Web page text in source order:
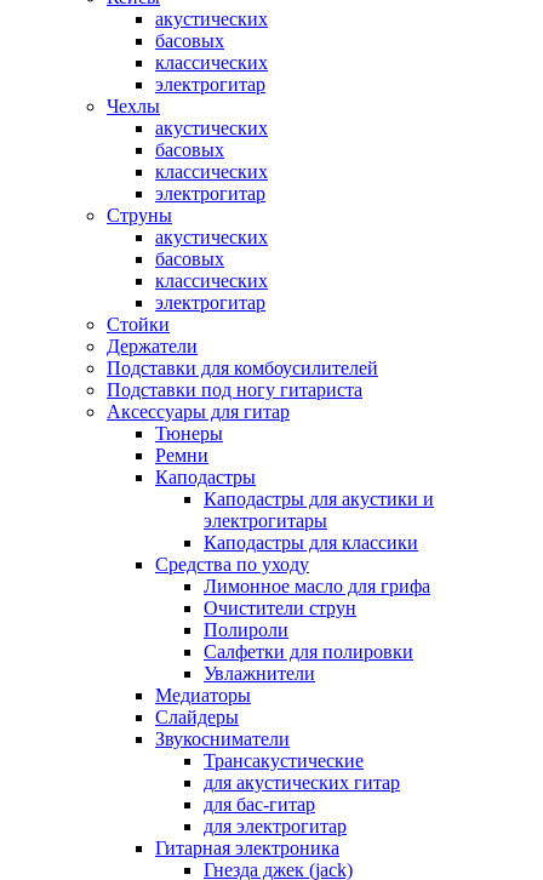
акустических
басовых
классических
электрогитар
Чехлы
акустических
басовых
классических
электрогитар
Струны
акустических
басовых
классических
электрогитар
Стойки
Держатели
Подставки для комбоусилителей
Подставки под ногу гитариста
Аксессуары для гитар
Тюнеры
Ремни
Каподастры
Каподастры для акустики и
электрогитары
Каподастры для классики
Средства по уходу
Лимонное масло для грифа
Очистители струн
Полироли
Салфетки для полировки
Увлажнители
Медиаторы
Слайдеры
Звукосниматели
Трансакустические
для акустических гитар
для бас-гитар
для электрогитар
Гитарная электроника
Гнезда джек (jack)